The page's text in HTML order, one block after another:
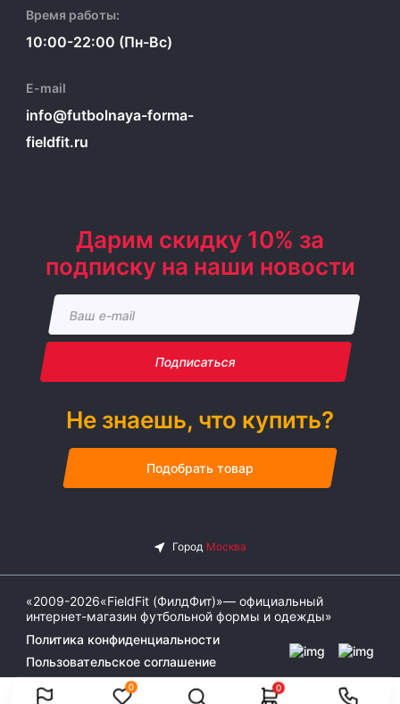
0 0
Время работы:
10:00-22:00 (Пн-Вс)
E-mail
info@futbolnaya-forma-
fieldfit.ru
Дарим скидку 10% за
подписку на наши новости
Подписаться
Не знаешь, что купить?
Подобрать товар
«2009-2026«FieldFit (ФилдФит)»— официальный
интернет-магазин футбольной формы и одежды»
Политика конфиденциальности
Пользовательское соглашение